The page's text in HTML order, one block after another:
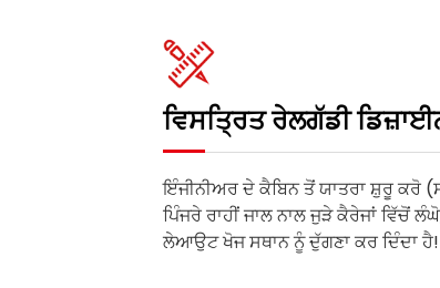
ਵਿਸਤ੍ਰਿਤ ਰੇਲਗੱਡੀ
ਇੰਜੀਨੀਅਰ ਦੇ ਕੈਬਿਨ ਤੋਂ ਯਾਤਰਾ ਸ਼ੁਰੂ ਕਰੋ
ਪਿੰਜਰੇ ਰਾਹੀਂ ਜਾਲ ਨਾਲ ਜੁੜੇ ਕੈਰੇਜਾਂ ਵਿੱਚੋਂ
ਲੇਆਉਟ ਖੋਜ ਸਥਾਨ ਨੂੰ ਦੁੱਗਣਾ ਕਰ ਦਿੰਦਾ ਹੈ!